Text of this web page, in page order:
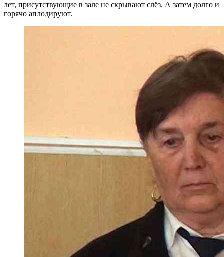
лет, присутствующие в зале не скрывают слёз. А затем долго и
горячо аплодируют.